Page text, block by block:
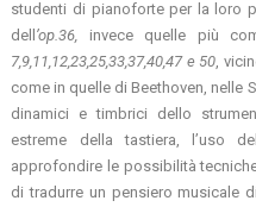
studenti di pianoforte per la loro
dell’op.36, invece quelle più
7,9,11,12,23,25,33,37,40,47 e 50 ,
come in quelle di Beethoven, nelle
dinamici e timbrici dello
estreme della tastiera, l’uso
approfondire le possibilità
di tradurre un pensiero musicale